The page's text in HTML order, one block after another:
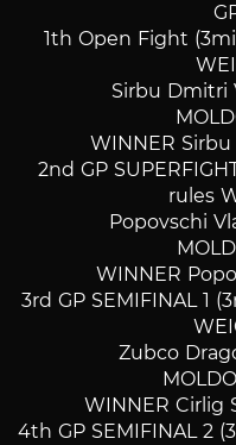
1th Open Fight
Sirbu Dmitri
WINNER
2nd GP
rules
Popovschi
WINNER
3rd GP SEMIFINAL 1
Zubco
WINNER Cirlig
4th GP SEMIFINAL 2